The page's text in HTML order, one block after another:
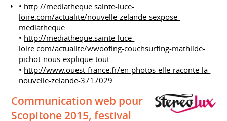
• http://mediatheque.sainte-luce-
loire.com/actualite/nouvelle-zelande-sexpose-
mediatheque
• http://mediatheque.sainte-luce-
loire.com/actualite/wwoofing-couchsurfing-mathilde-
pichot-nous-explique-tout
• http://www.ouest-france.fr/en-photos-elle-raconte-la-
nouvelle-zelande-3717029
Communication web pour
Scopitone 2015, festival